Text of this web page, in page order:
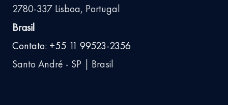
2780-337 Lisboa, Portugal
Brasil
Contato: +55 11 99523-2356
Santo André - SP | Brasil